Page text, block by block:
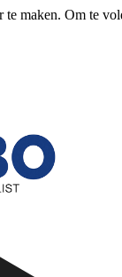
maken. Om te